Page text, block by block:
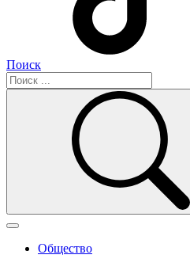
Поиск
Общество